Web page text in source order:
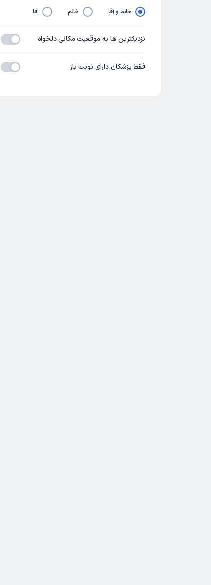
خانم و آقا خانم آقا
نزدیکترین ها به موقعیت مکانی دلخواه
فقط پزشکان دارای نوبت باز